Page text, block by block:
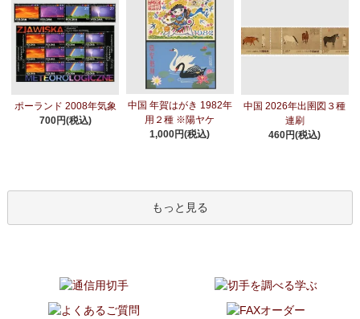
ポーランド 2008年気象
700円(税込)
中国 年賀はがき 1982年
用２種 ※陽ヤケ
1,000円(税込)
中国 2026年出圉図３種
連刷
460円(税込)
もっと見る